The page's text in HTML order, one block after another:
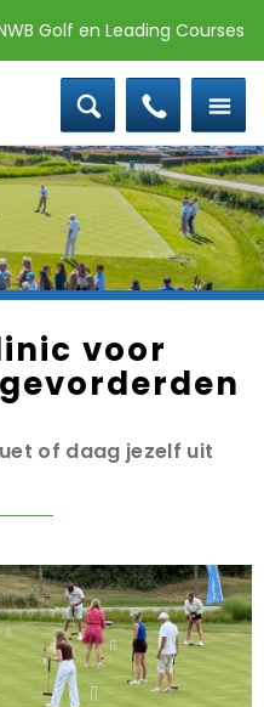
Golf en Leading Courses
groepen
Boek een les
voor
of daag jezelf uit